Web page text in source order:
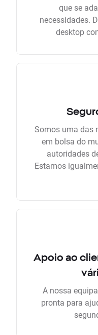
que se
necessidades.
desktop
Somos uma das
em bolsa do
autoridades
Estamos
Apoio ao
A nossa
pronta para